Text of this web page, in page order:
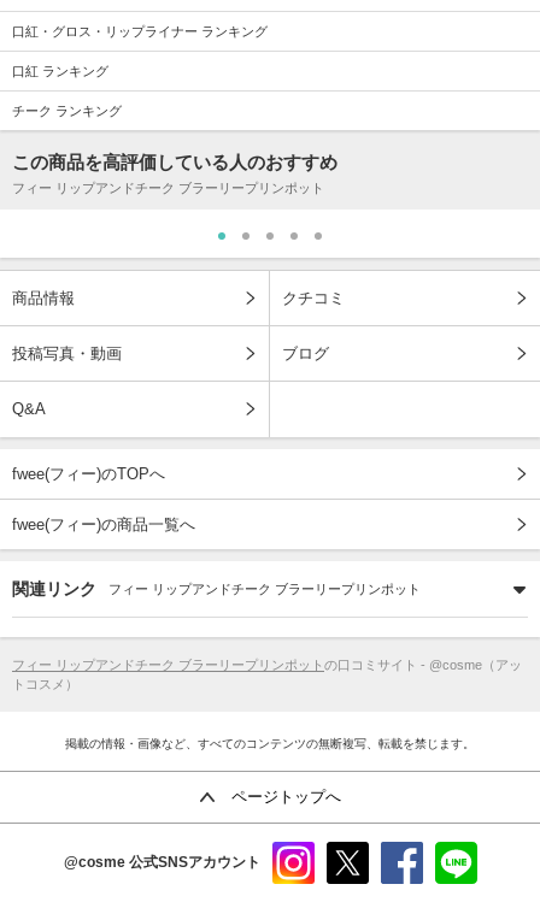
口紅・グロス・リップライナー ランキング
口紅 ランキング
チーク ランキング
この商品を高評価している人のおすすめ
フィー リップアンドチーク ブラーリープリンポット
商品情報 クチコミ
投稿写真・動画 ブログ
Q&A
fwee(フィー)のTOPへ
fwee(フィー)の商品一覧へ
関連リンク フィー リップアンドチーク ブラーリープリンポット
フィー リップアンドチーク ブラーリープリンポット の口コミサイト - @cosme（アッ
トコスメ）
掲載の情報・画像など、すべてのコンテンツの無断複写、転載を禁じます。
ページトップへ
@cosme 公式SNSアカウント